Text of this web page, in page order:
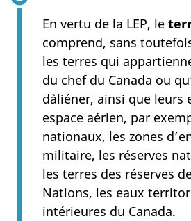
En vertu de la LEP, le
comprend, sans
les terres qui
du chef du Canada ou
d`aliéner, ainsi que leurs
espace aérien, par
nationaux, les zones
militaire, les réserves
les terres des réserves
Nations, les eaux
intérieures du Canada.